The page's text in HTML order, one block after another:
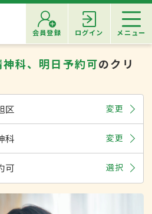
会員登録 ログイン メニュー
科、明日予約可のクリ
区 変更
科 変更
可 選択